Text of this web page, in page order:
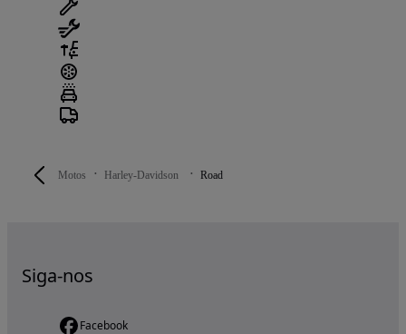
Motos Harley-Davidson Road
Siga-nos
Facebook